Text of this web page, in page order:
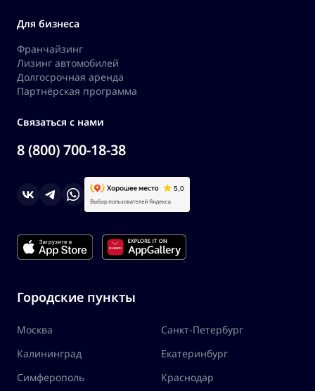
Для бизнеса
Франчайзинг
Лизинг автомобилей
Долгосрочная аренда
Партнёрская программа
Связаться с нами
8 (800) 700-18-38
Городские пункты
Москва
Санкт-Петербург
Калининград
Екатеринбург
Симферополь
Краснодар